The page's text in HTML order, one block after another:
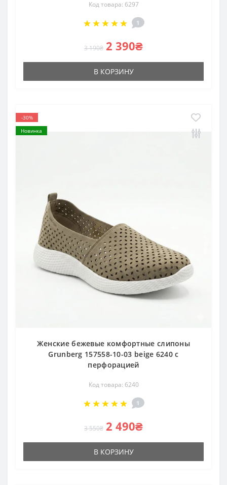
Код товара: 6297
1
3 190₴ 2 390₴
В КОРЗИНУ
-30%
Новинка
Женские бежевые комфортные слипоны
Grunberg 157558-10-03 beige 6240 с
перфорацией
Код товара: 6240
1
3 550₴ 2 490₴
В КОРЗИНУ